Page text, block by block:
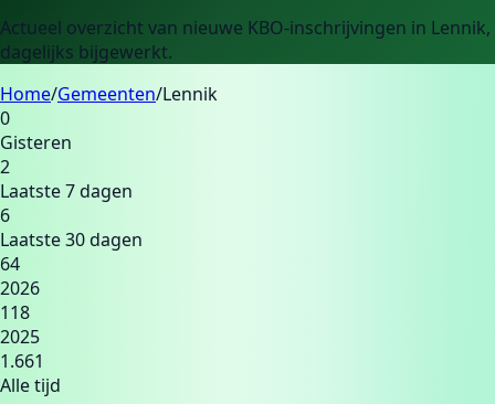
Actueel overzicht van nieuwe KBO-inschrijvingen in Lennik,
dagelijks bijgewerkt.
Home/Gemeenten/Lennik
0
Gisteren
2
Laatste 7 dagen
6
Laatste 30 dagen
64
2026
118
2025
1.661
Alle tijd